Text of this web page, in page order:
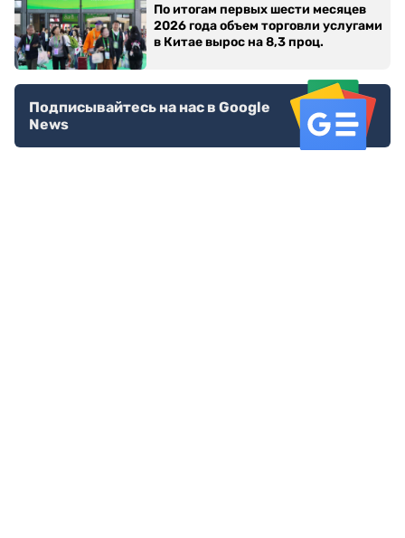
По итогам первых шести месяцев
2026 года объем торговли услугами
в Китае вырос на 8,3 проц.
Подписывайтесь на нас в Google
News